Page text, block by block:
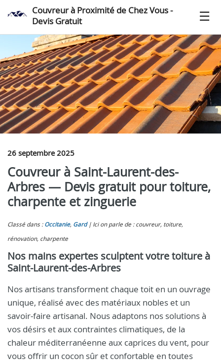
Couvreur à Proximité de Chez Vous -
Devis Gratuit
26 septembre 2025
Couvreur à Saint-Laurent-des-
Arbres — Devis gratuit pour toiture,
charpente et zinguerie
Classé dans : Occitanie, Gard
Ici on parle de : couvreur, toiture,
rénovation, charpente
Nos mains expertes sculptent votre toiture à
Saint-Laurent-des-Arbres
Nos artisans transforment chaque toit en un ouvrage
unique, réalisé avec des matériaux nobles et un
savoir‑faire artisanal. Nous adaptons nos solutions à
vos désirs et aux contraintes climatiques, de la
chaleur méditerranéenne aux caprices du vent, pour
vous offrir un cocon sûr et confortable en toutes